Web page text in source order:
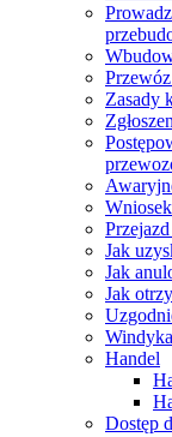
Zasady
Jak
Jak
Jak
Handel
Dostęp